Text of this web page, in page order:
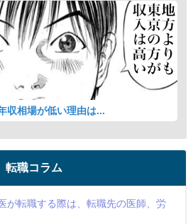
収相場が低い理由は...
転職コラム
が転職する際は、転職先の医師、労